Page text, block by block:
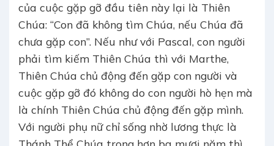
của cuộc gặp gỡ đầu tiên này lại là Thiên
Chúa: “Con đã không tìm Chúa, nếu Chúa đã
chưa gặp con”. Nếu như với Pascal, con người
phải tìm kiếm Thiên Chúa thì với Marthe,
Thiên Chúa chủ động đến gặp con người và
cuộc gặp gỡ đó không do con người hò hẹn mà
là chính Thiên Chúa chủ động đến gặp mình.
Với người phụ nữ chỉ sống nhờ lương thực là